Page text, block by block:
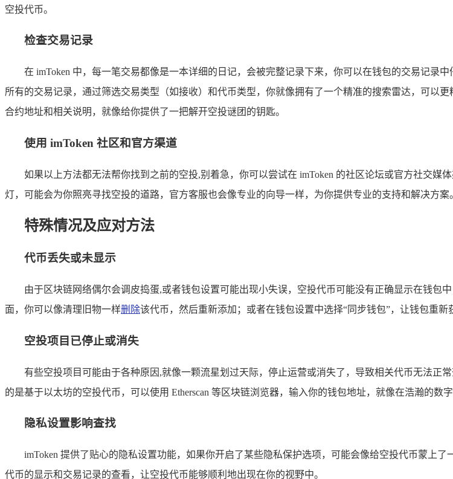
空投代币。
检查交易记录
在 imToken 中，每一笔交易都像是一本详细的日记，会被完整记录下来，你可以在钱包的交易记录
所有的交易记录，通过筛选交易类型（如接收）和代币类型，你就像拥有了一个精准的搜索雷达，可以
合约地址和相关说明，就像给你提供了一把解开空投谜团的钥匙。
使用 imToken 社区和官方渠道
如果以上方法都无法帮你找到之前的空投,别着急，你可以尝试在 imToken 的社区论坛或官方社交
灯，可能会为你照亮寻找空投的道路，官方客服也会像专业的向导一样，为你提供专业的支持和解决方案
特殊情况及应对方法
代币丢失或未显示
由于区块链网络偶尔会调皮捣蛋,或者钱包设置可能出现小失误，空投代币可能没有正确显示在钱包
面，你可以像清理旧物一样删除该代币，然后重新添加；或者在钱包设置中选择“同步钱包”，让钱包重
空投项目已停止或消失
有些空投项目可能由于各种原因,就像一颗流星划过天际，停止运营或消失了，导致相关代币无法正
的是基于以太坊的空投代币，可以使用 Etherscan 等区块链浏览器，输入你的钱包地址，就像在浩瀚的数
隐私设置影响查找
imToken 提供了贴心的隐私设置功能，如果你开启了某些隐私保护选项，可能会像给空投代币蒙上
代币的显示和交易记录的查看，让空投代币能够顺利地出现在你的视野中。